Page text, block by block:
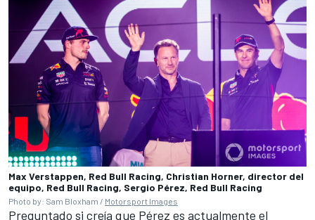
Max Verstappen, Red Bull Racing, Christian Horner, director del
equipo, Red Bull Racing, Sergio Pérez, Red Bull Racing
Photo by: Sam Bloxham / Motorsport Images
Preguntado si creía que Pérez es actualmente el